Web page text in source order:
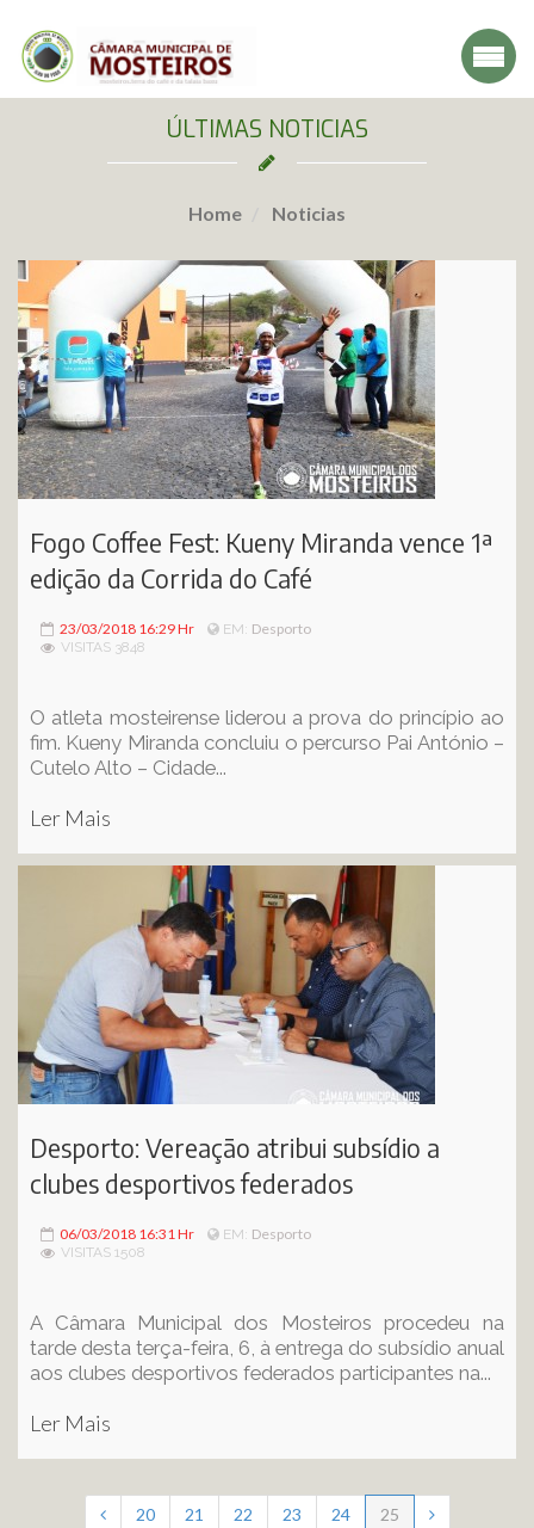
ÚLTIMAS NOTICIAS
Home Noticias
Fogo Coffee Fest: Kueny Miranda vence 1ª
edição da Corrida do Café
23/03/2018 16:29 Hr EM: Desporto
VISITAS 3848
O atleta mosteirense liderou a prova do princípio ao
fim. Kueny Miranda concluiu o percurso Pai António –
Cutelo Alto – Cidade...
Ler Mais
Desporto: Vereação atribui subsídio a
clubes desportivos federados
06/03/2018 16:31 Hr EM: Desporto
VISITAS 1508
A Câmara Municipal dos Mosteiros procedeu na
tarde desta terça-feira, 6, à entrega do subsídio anual
aos clubes desportivos federados participantes na...
Ler Mais
20 21 22 23 24 25